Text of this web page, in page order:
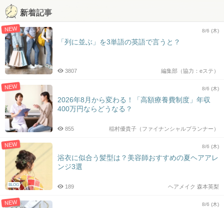
新着記事
NEW 8/6 (木)
「列に並ぶ」を3単語の英語で言うと？
編集部（協力：eステ）
3807
NEW 8/6 (木)
2026年8月から変わる！「高額療養費制度」年収
400万円ならどうなる？
稲村優貴子（ファイナンシャルプランナー）
855
NEW
BLOG
8/6 (木)
浴衣に似合う髪型は？美容師おすすめの夏ヘアアレ
ンジ3選
ヘアメイク 森本英梨
189
NEW 8/6 (木)